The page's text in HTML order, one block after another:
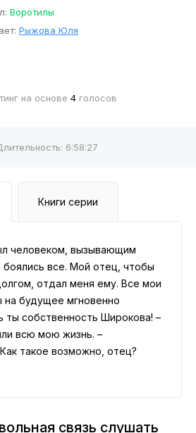
Воротилы
Рыжова Юля
на основе 4 голосов
6:58:27
Книги серии
человеком, вызывающим
боялись все. Мой отец, чтобы
отдал меня ему. Все мои
будущее мгновенно
ты собственность Широкова! –
всю мою жизнь. –
такое возможно, отец?
полагая, что
липкая, охватила меня. Я была
связь слушать